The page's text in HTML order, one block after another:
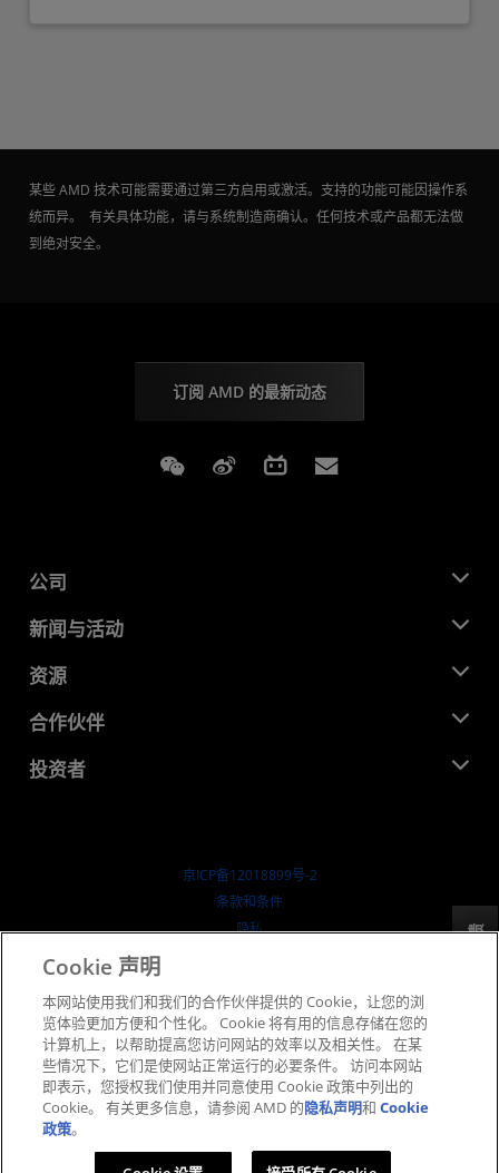
某些 AMD 技术可能需要通过第三方启用或激活。支持的功能可能因操作系
统而异。 有关具体功能，请与系统制造商确认。任何技术或产品都无法做
到绝对安全。
订阅 AMD 的最新动态
Weixin Weibo Bilibili
公司
关于 AMD
企业责任
就业机会
联系我们
新闻与活动
新闻中心
媒体库
资源
开发中心
成功案例
合作伙伴
AMD 合作伙伴中心
投资者
京ICP备12018899号-2
​条款和条件
隐私
公开公平竞争
英国税收策略
Cookie 政策
Cookie 设置
反馈
Cookie 声明
本网站使用我们和我们的合作伙伴提供的 Cookie，让您的浏
览体验更加方便和个性化。 Cookie 将有用的信息存储在您的
计算机上，以帮助提高您访问网站的效率以及相关性。 在某
些情况下，它们是使网站正常运行的必要条件。 访问本网站
即表示，您授权我们使用并同意使用 Cookie 政策中列出的
Cookie。 有关更多信息，请参阅 AMD 的隐私声明和Cookie
政策。